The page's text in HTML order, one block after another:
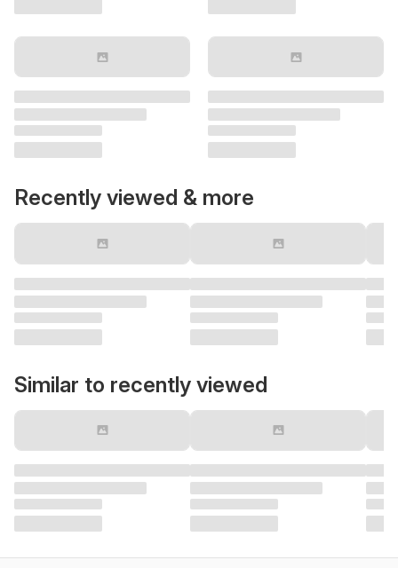
Recently viewed & more
Similar to recently viewed